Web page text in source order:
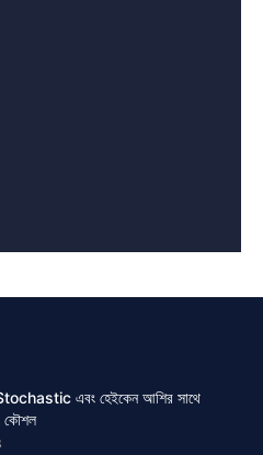
এবং হেইকেন আশির সাথে
কৌশল